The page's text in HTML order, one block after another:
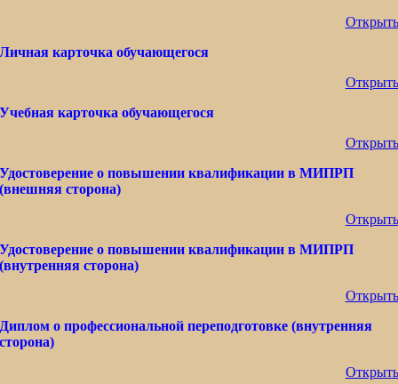
Открыть
Личная карточка обучающегося
Открыть
Учебная карточка обучающегося
Открыть
Удостоверение о повышении квалификации в МИПРП
(внешняя сторона)
Открыть
Удостоверение о повышении квалификации в МИПРП
(внутренняя сторона)
Открыть
Диплом о профессиональной переподготовке(внутренняя
сторона)
Открыть